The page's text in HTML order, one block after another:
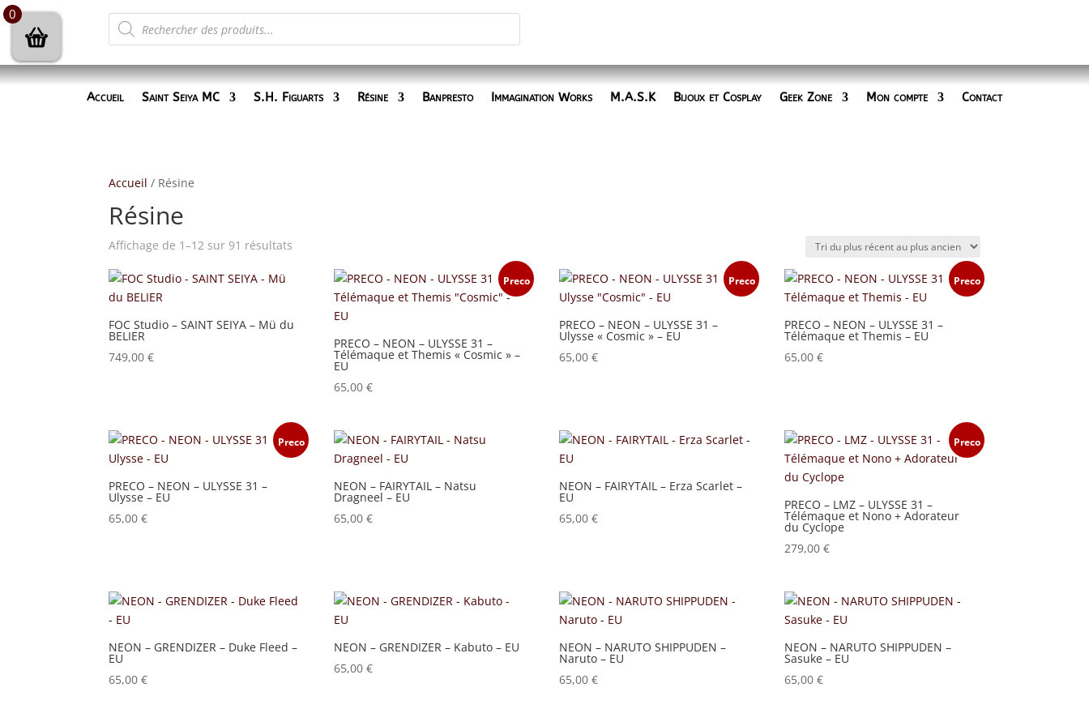
Recherche
de
produits
Accueil Saint Seiya MC S.H. Figuarts Résine Banpresto Immagination Works M.A.S.K Bijoux et Cosplay Geek Zone Mon compte Contact
Accueil / Résine
Résine
Affichage de 1–12 sur 91 résultats
au
FOC Studio – SAINT SEIYA – Mü du
BELIER
749,00€
Preco
PRECO – NEON – ULYSSE 31 –
Télémaque et Themis « Cosmic » –
EU
65,00€
Preco
PRECO – NEON – ULYSSE 31 –
Ulysse « Cosmic » – EU
65,00€
Preco
PRECO – NEON – ULYSSE 31 –
Télémaque et Themis – EU
65,00€
Preco
PRECO – NEON – ULYSSE 31 –
Ulysse – EU
65,00€
NEON – FAIRYTAIL – Natsu
Dragneel – EU
65,00€
NEON – FAIRYTAIL – Erza Scarlet –
EU
65,00€
Preco
PRECO – LMZ – ULYSSE 31 –
Télémaque et Nono + Adorateur
du Cyclope
279,00€
NEON – GRENDIZER – Duke Fleed –
EU
65,00€
NEON – GRENDIZER – Kabuto – EU
65,00€
NEON – NARUTO SHIPPUDEN –
Naruto – EU
65,00€
NEON – NARUTO SHIPPUDEN –
Sasuke – EU
65,00€
0